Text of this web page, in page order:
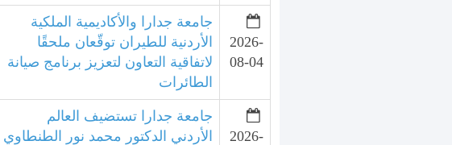
جامعة جدارا والأكاديمية الملكية
الأردنية للطيران توقّعان ملحقًا
لاتفاقية التعاون لتعزيز برنامج صيانة
الطائرات
2026-
08-04
جامعة جدارا تستضيف العالم
الأردني الدكتور محمد نور الطنطاوي
2026-